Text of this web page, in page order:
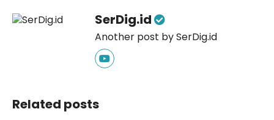
SerDig.id
Another post by SerDig.id
Related posts